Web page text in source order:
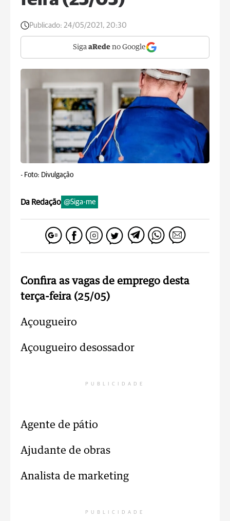
Publicado: 24/05/2021, 20:30
Siga aRede no Google
- Foto: Divulgação
Da Redação @Siga-me
Confira as vagas de emprego desta
terça-feira (25/05)
Açougueiro
Açougueiro desossador
PUBLICIDADE
Agente de pátio
Ajudante de obras
Analista de marketing
PUBLICIDADE